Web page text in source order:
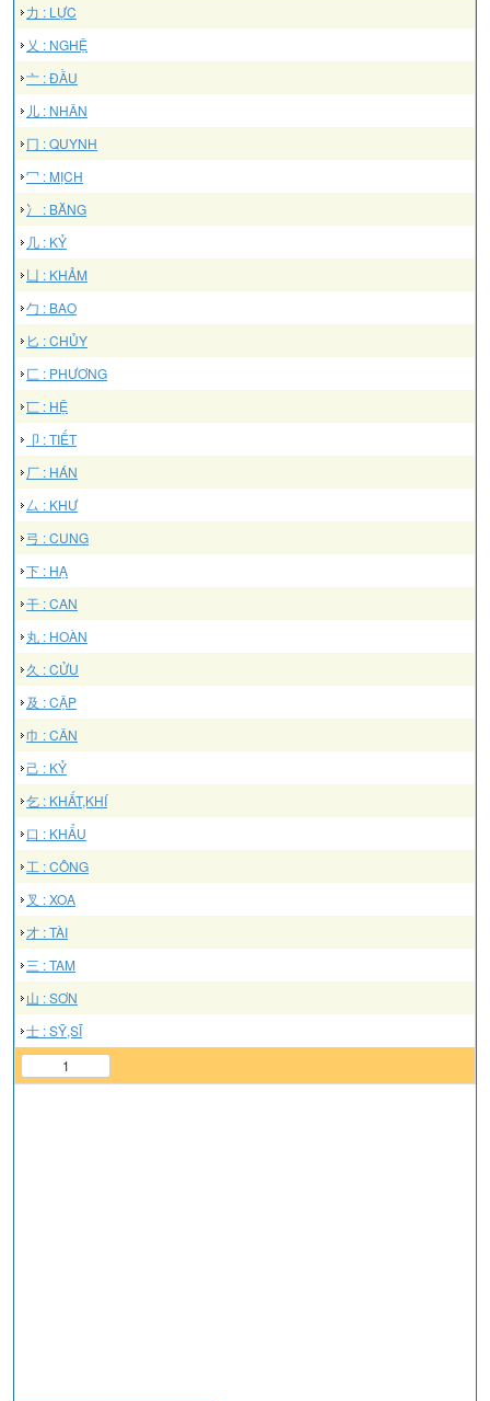
力 : LỰC
乂 : NGHỆ
亠 : ĐẦU
儿 : NHÂN
冂 : QUYNH
冖 : MỊCH
冫 : BĂNG
几 : KỶ
凵 : KHẢM
勹 : BAO
匕 : CHỦY
匚 : PHƯƠNG
匸 : HỆ
卩 : TIẾT
厂 : HÁN
厶 : KHƯ
弓 : CUNG
下 : HẠ
干 : CAN
丸 : HOÀN
久 : CỬU
及 : CẬP
巾 : CÂN
己 : KỶ
乞 : KHẤT,KHÍ
口 : KHẨU
工 : CÔNG
叉 : XOA
才 : TÀI
三 : TAM
山 : SƠN
士 : SỸ,SĨ
1